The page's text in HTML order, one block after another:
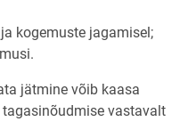
kogemuste jagamisel;
jätmine võib kaasa
vastavalt